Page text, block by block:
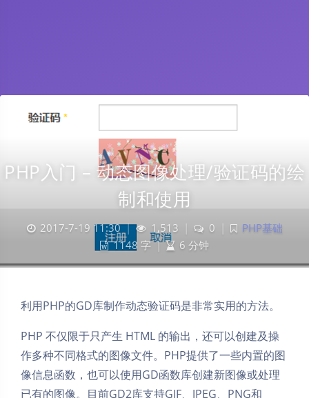
PHP入门 – 动态图像处理/验证码的绘
制和使用
2017-7-19 11:30 | 1,513 0
PHP基础
1148 字 | 6 分钟
利用PHP的GD库制作动态验证码是非常实用的方法。
PHP 不仅限于只产生 HTML 的输出，还可以创建及操
作多种不同格式的图像文件。PHP提供了一些内置的图
像信息函数，也可以使用GD函数库创建新图像或处理
已有的图像。目前GD2库支持GIF、JPEG、PNG和